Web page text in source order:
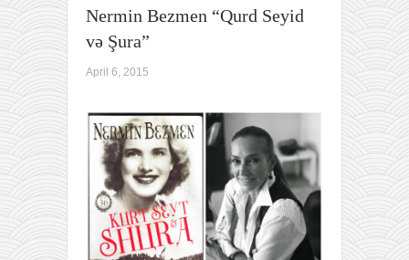
Nermin Bezmen “Qurd Seyid
və Şura”
April 6, 2015